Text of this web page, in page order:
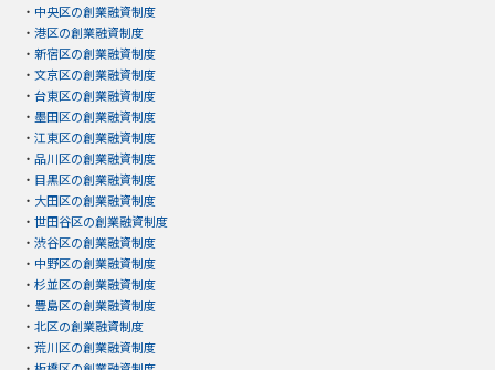
・ 中央区の創業融資制度
・ 港区の創業融資制度
・ 新宿区の創業融資制度
・ 文京区の創業融資制度
・ 台東区の創業融資制度
・ 墨田区の創業融資制度
・ 江東区の創業融資制度
・ 品川区の創業融資制度
・ 目黒区の創業融資制度
・ 大田区の創業融資制度
・ 世田谷区の創業融資制度
・ 渋谷区の創業融資制度
・ 中野区の創業融資制度
・ 杉並区の創業融資制度
・ 豊島区の創業融資制度
・ 北区の創業融資制度
・ 荒川区の創業融資制度